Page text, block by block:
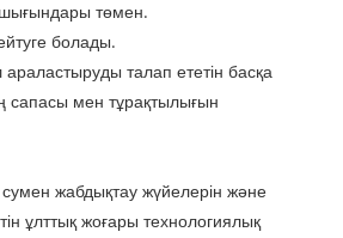
шығындары төмен.
болады.
талап ететін басқа
сапасы мен тұрақтылығын
жабдықтау жүйелерін және
ұлттық жоғары технологиялық